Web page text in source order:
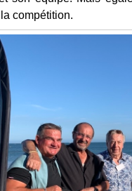
compétition.